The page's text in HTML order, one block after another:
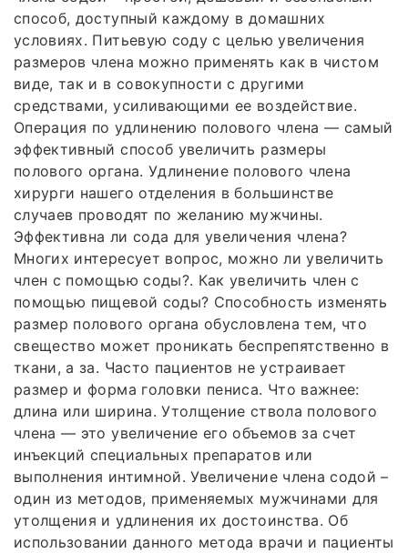
способ, доступный каждому в домашних
условиях. Питьевую соду с целью увеличения
размеров члена можно применять как в чистом
виде, так и в совокупности с другими
средствами, усиливающими ее воздействие.
Операция по удлинению полового члена — самый
эффективный способ увеличить размеры
полового органа. Удлинение полового члена
хирурги нашего отделения в большинстве
случаев проводят по желанию мужчины.
Эффективна ли сода для увеличения члена?
Многих интересует вопрос, можно ли увеличить
член с помощью соды?. Как увеличить член с
помощью пищевой соды? Способность изменять
размер полового органа обусловлена тем, что
свещество может проникать беспрепятственно в
ткани, а за. Часто пациентов не устраивает
размер и форма головки пениса. Что важнее:
длина или ширина. Утолщение ствола полового
члена — это увеличение его объемов за счет
инъекций специальных препаратов или
выполнения интимной. Увеличение члена содой –
один из методов, применяемых мужчинами для
утолщения и удлинения их достоинства. Об
использовании данного метода врачи и пациенты